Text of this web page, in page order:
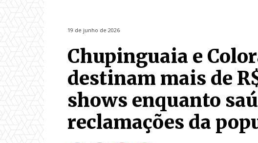
19 de junho de 2026
Chupinguaia e
destinam mais de
shows enquanto
reclamações da